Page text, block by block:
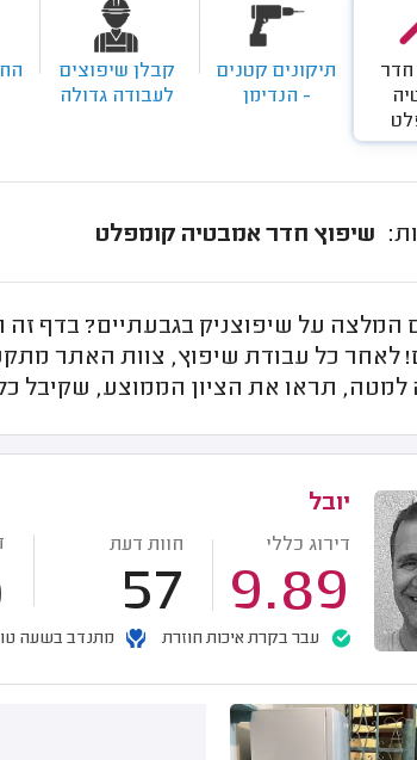
חדר
תיקונים קטנים
- הנדימן
קבלן שיפוצים
לעבודה גדולה
שיפוץ חדר אמבטיה קומפלט
על שיפוצניק בגבעתיים? בדף זה
לאחר כל עבודת שיפוץ, צוות האתר
תראו את הציון הממוצע, שקיבל
יובל
דירוג כללי
9.89
חוות דעת
57
עבר בקרת איכות חוזרת מתנדב בשעה